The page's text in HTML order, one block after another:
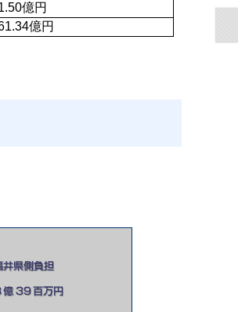
億円
億円